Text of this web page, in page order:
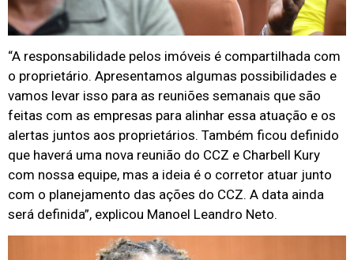
“A responsabilidade pelos imóveis é compartilhada com
o proprietário. Apresentamos algumas possibilidades e
vamos levar isso para as reuniões semanais que são
feitas com as empresas para alinhar essa atuação e os
alertas juntos aos proprietários. Também ficou definido
que haverá uma nova reunião do CCZ e Charbell Kury
com nossa equipe, mas a ideia é o corretor atuar junto
com o planejamento das ações do CCZ. A data ainda
será definida”, explicou Manoel Leandro Neto.